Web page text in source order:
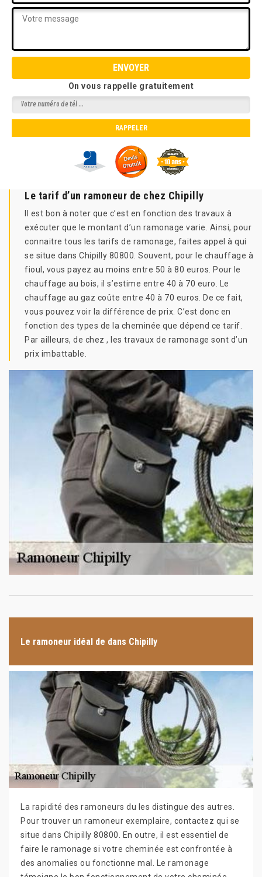
On vous rappelle gratuitement
Le tarif d’un ramoneur de chez Chipilly
Il est bon à noter que c’est en fonction des travaux à
exécuter que le montant d’un ramonage varie. Ainsi, pour
connaitre tous les tarifs de ramonage, faites appel à qui
se situe dans Chipilly 80800. Souvent, pour le chauffage à
fioul, vous payez au moins entre 50 à 80 euros. Pour le
chauffage au bois, il s’estime entre 40 à 70 euro. Le
chauffage au gaz coûte entre 40 à 70 euros. De ce fait,
vous pouvez voir la différence de prix. C’est donc en
fonction des types de la cheminée que dépend ce tarif.
Par ailleurs, de chez , les travaux de ramonage sont d’un
prix imbattable.
Le ramoneur idéal de dans Chipilly
La rapidité des ramoneurs du les distingue des autres.
Pour trouver un ramoneur exemplaire, contactez qui se
situe dans Chipilly 80800. En outre, il est essentiel de
faire le ramonage si votre cheminée est confrontée à
des anomalies ou fonctionne mal. Le ramonage